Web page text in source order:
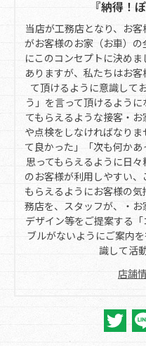
『納得！
当店が工務店となり、お
がお客様のお家（お車）
にこのコンセプトに決め
ありますが、私たちはお
て頂けるように意識して
う」を言って頂けるよう
てもらえるような接客・
や点検をしなければなり
て良かった」「次も何か
思ってもらえるように日
のお客様が利用しやすい
もらえるようにお客様の
務店を、スタッフが、・
デザイン等をご提案する
ブルがないようにご案内
識して活
店舗